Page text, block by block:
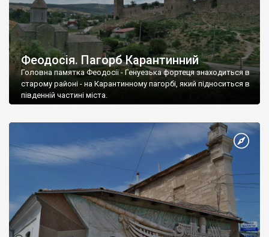
Феодосія. Пагорб Карантинний
Головна памятка Феодосії - Генуезька фортеця знаходиться в
старому районі - на Карантинному пагорбі, який підноситься в
південній частині міста.